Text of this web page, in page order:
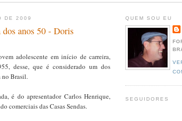
DE 2009
dos anos 50 - Doris
adolescente em início de carreira,
desse, que é considerado um dos
no Brasil.
é do apresentador Carlos Henrique,
comerciais das Casas Sendas.
QUEM SOU EU
SEGUIDORES